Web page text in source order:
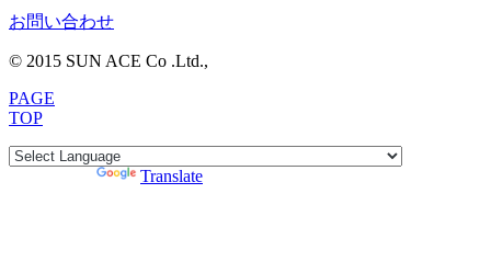
お問い合わせ
© 2015 SUN ACE Co .Ltd.,
PAGE
TOP
Translate